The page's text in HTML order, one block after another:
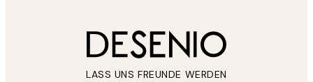
LASS UNS FREUNDE WERDEN